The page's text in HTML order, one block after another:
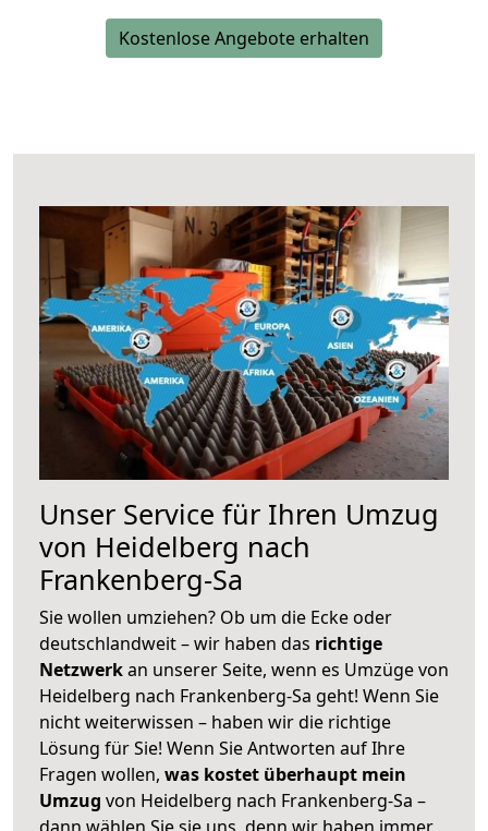
Kostenlose Angebote erhalten
Unser Service für Ihren Umzug
von Heidelberg nach
Frankenberg-Sa
Sie wollen umziehen? Ob um die Ecke oder
deutschlandweit – wir haben das richtige
Netzwerkan unserer Seite, wenn es Umzüge von
Heidelberg nach Frankenberg-Sa geht! Wenn Sie
nicht weiterwissen – haben wir die richtige
Lösung für Sie! Wenn Sie Antworten auf Ihre
Fragen wollen, was kostet überhaupt mein
Umzug von Heidelberg nach Frankenberg-Sa –